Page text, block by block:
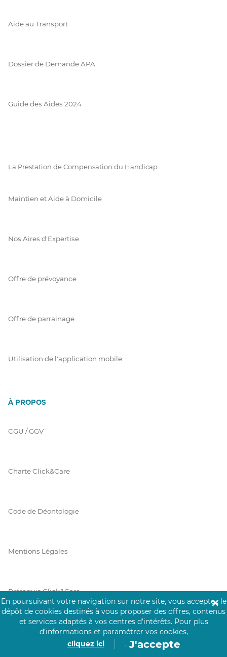
Aide au Transport
Dossier de Demande APA
Guide des Aides 2024
La Prestation de Compensation du Handicap
Maintien et Aide à Domicile
Nos Aires d'Expertise
Offre de prévoyance
Offre de parrainage
Utilisation de l'application mobile
À PROPOS
CGU / GGV
Charte Click&Care
Code de Déontologie
Mentions Légales
Prérequis Click&Care
Protection des Données
En poursuivant votre navigation sur notre site, vous acceptez le
dépôt de cookies destinés à vous proposer des offres, contenus
et services adaptés à vos centres d’intérêts. Pour plus
d’informations et paramétrer vos cookies,
cliquez ici
. J'accepte
✕